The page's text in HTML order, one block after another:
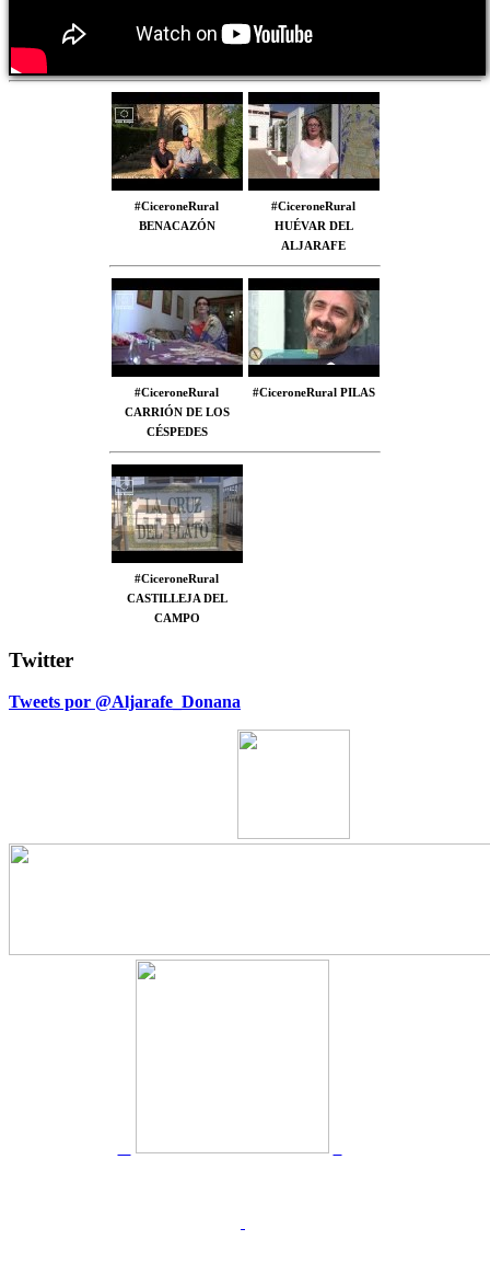
#CiceroneRural
BENACAZÓN
#CiceroneRural
HUÉVAR DEL
ALJARAFE
#CiceroneRural
CARRIÓN DE LOS
CÉSPEDES
#CiceroneRural PILAS
#CiceroneRural
CASTILLEJA DEL
CAMPO
Twitter
Tweets por @Aljarafe_Donana